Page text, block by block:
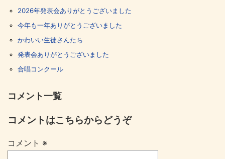
2026年発表会ありがとうございました
今年も一年ありがとうございました
かわいい生徒さんたち
発表会ありがとうございました
合唱コンクール
コメント一覧
コメントはこちらからどうぞ
コメント ※